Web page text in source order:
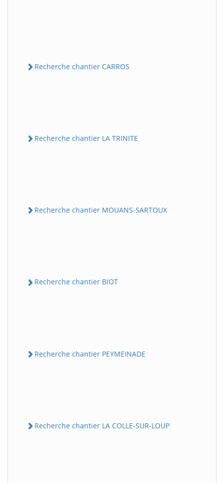
Recherche chantier CARROS
Recherche chantier LA TRINITE
Recherche chantier MOUANS-SARTOUX
Recherche chantier BIOT
Recherche chantier PEYMEINADE
Recherche chantier LA COLLE-SUR-LOUP